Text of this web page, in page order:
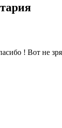
! Вот не